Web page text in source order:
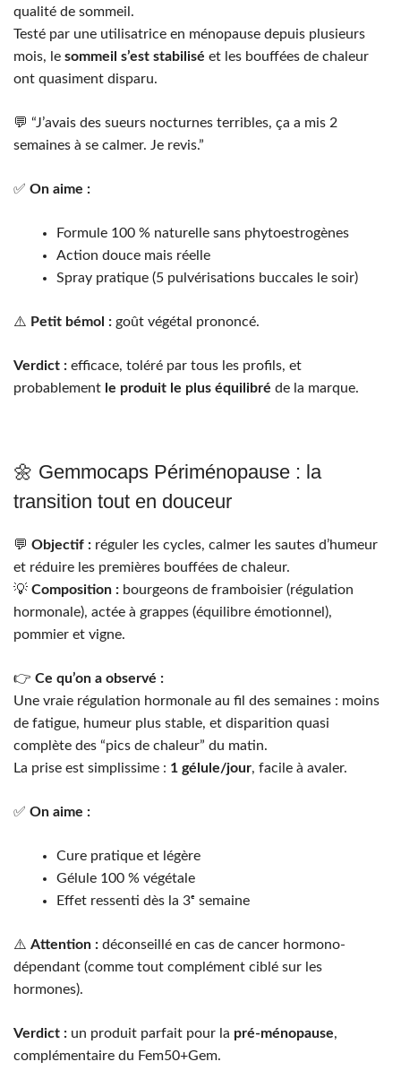
qualité de sommeil.
Testé par une utilisatrice en ménopause depuis plusieurs
mois, le sommeil s’est stabilisé et les bouffées de chaleur
ont quasiment disparu.
💬 “J’avais des sueurs nocturnes terribles, ça a mis 2
semaines à se calmer. Je revis.”
✅ On aime :
Formule 100 % naturelle sans phytoestrogènes
Action douce mais réelle
Spray pratique (5 pulvérisations buccales le soir)
⚠️ Petit bémol : goût végétal prononcé.
Verdict : efficace, toléré par tous les profils, et
probablement le produit le plus équilibré de la marque.
🌼 Gemmocaps Périménopause : la
transition tout en douceur
💬 Objectif : réguler les cycles, calmer les sautes d’humeur
et réduire les premières bouffées de chaleur.
💡 Composition : bourgeons de framboisier (régulation
hormonale), actée à grappes (équilibre émotionnel),
pommier et vigne.
👉 Ce qu’on a observé :
Une vraie régulation hormonale au fil des semaines : moins
de fatigue, humeur plus stable, et disparition quasi
complète des “pics de chaleur” du matin.
La prise est simplissime : 1 gélule/jour, facile à avaler.
✅ On aime :
Cure pratique et légère
Gélule 100 % végétale
Effet ressenti dès la 3ᵉ semaine
⚠️ Attention : déconseillé en cas de cancer hormono-
dépendant (comme tout complément ciblé sur les
hormones).
Verdict : un produit parfait pour la pré-ménopause,
complémentaire du Fem50+Gem.